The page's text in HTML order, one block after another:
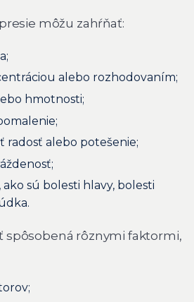
môžu zahŕňať:
alebo rozhodovaním;
hmotnosti;
radosť alebo potešenie;
sú bolesti hlavy, bolesti
spôsobená rôznymi faktormi,